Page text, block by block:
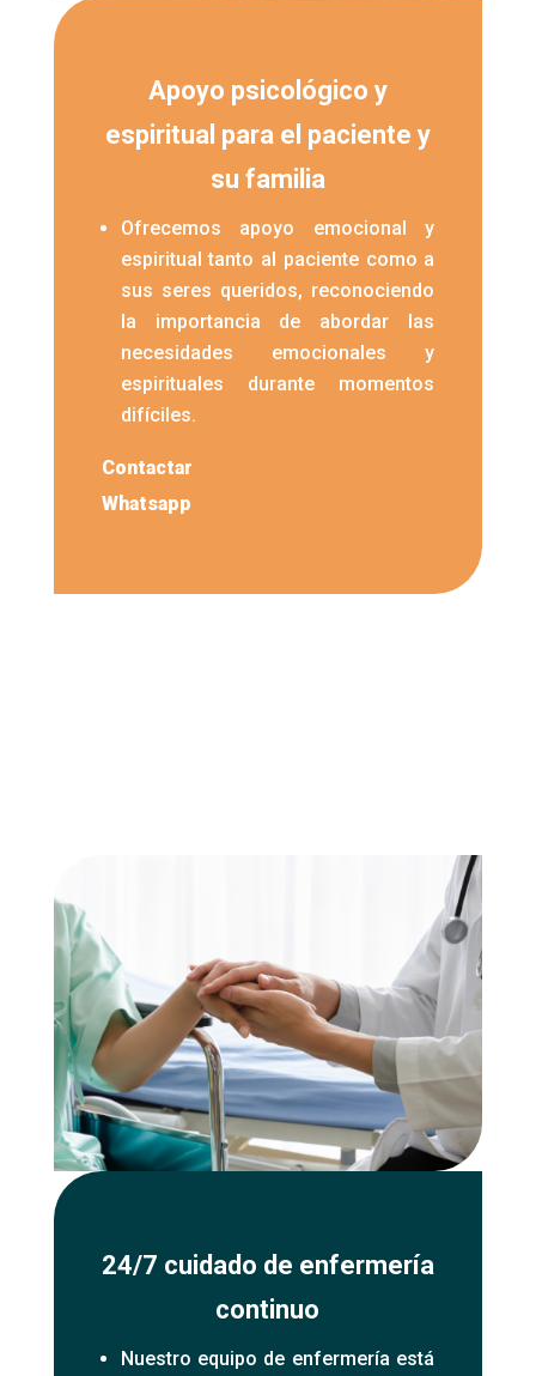
Apoyo psicológico y
espiritual para el paciente y
su familia
Ofrecemos apoyo emocional y
espiritual tanto al paciente como a
sus seres queridos, reconociendo
la importancia de abordar las
necesidades emocionales y
espirituales durante momentos
difíciles.
Contactar
Whatsapp
24/7 cuidado de enfermería
continuo
Nuestro equipo de enfermería está